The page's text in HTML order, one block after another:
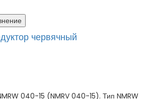
червячный
040-15 (NMRV 040-15). Тип NMRW